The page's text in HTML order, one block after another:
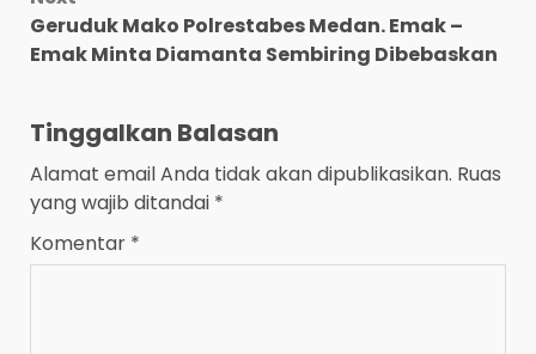
Geruduk Mako Polrestabes Medan. Emak –
Emak Minta Diamanta Sembiring Dibebaskan
Tinggalkan Balasan
Alamat email Anda tidak akan dipublikasikan. Ruas
yang wajib ditandai *
Komentar *